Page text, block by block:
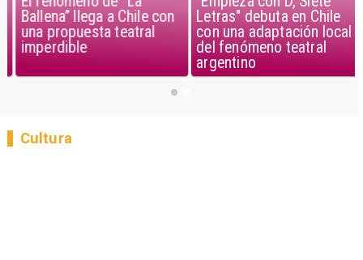
Ballena” llega a Chile con
una propuesta teatral
imperdible
Letras" debuta en Chile
con una adaptación local
del fenómeno teatral
argentino
Cultura